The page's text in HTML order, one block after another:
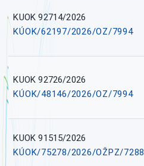
KUOK 92714/2026
KÚOK/62197/2026/OZ/7994
KUOK 92726/2026
KÚOK/48146/2026/OZ/7994
KUOK 91515/2026
KÚOK/75278/2026/OŽPZ/7288